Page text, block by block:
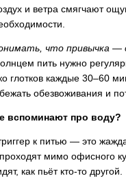
и ветра смягчают
что привычка —
пить нужно
глотков каждые 30–60
обезвоживания и
вспоминают про воду?
к питью — это
проходят мимо офисного
как пьёт кто-то другой.